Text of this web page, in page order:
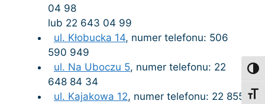
04 98
lub 22 643 04 99
ul. Kłobucka 14, numer telefonu: 506
590 949
ul. Na Uboczu 5, numer telefonu: 22
648 84 34
ul. Kajakowa 12, numer telefonu: 22 855